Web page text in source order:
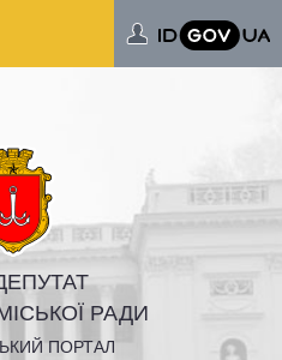
РАДИ
ПОРТАЛ